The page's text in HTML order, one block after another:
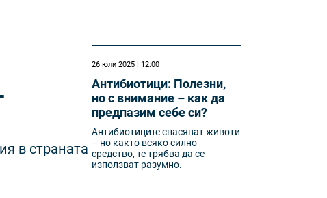
в страната
26 юли 2025 | 12:00
Антибиотици: Полезни,
но с внимание – как да
предпазим себе си?
Антибиотиците спасяват животи
– но както всяко силно
средство, те трябва да се
използват разумно.